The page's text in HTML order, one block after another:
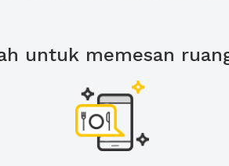
untuk memesan